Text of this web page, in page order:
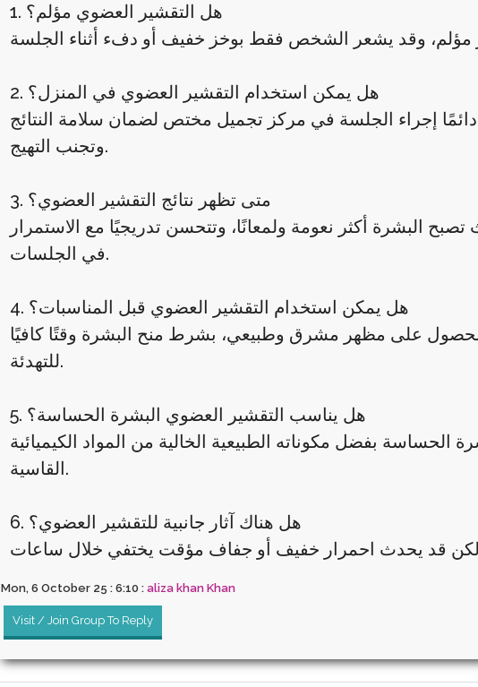
1. هل التقشير العضوي مؤلم؟
2. هل يمكن استخدام التقشير العضوي في المنزل؟
إجراء الجلسة في مركز تجميل مختص لضمان سلامة النتائج
وتجنب التهيج.
3. متى تظهر نتائج التقشير العضوي؟
البشرة أكثر نعومة ولمعانًا، وتتحسن تدريجيًا مع الاستمرار
في الجلسات.
4. هل يمكن استخدام التقشير العضوي قبل المناسبات؟
للحصول على مظهر مشرق وطبيعي، بشرط منح البشرة وقتًا كافيًا
للتهدئة.
5. هل يناسب التقشير العضوي البشرة الحساسة؟
الحساسة بفضل مكوناته الطبيعية الخالية من المواد الكيميائية
القاسية.
6. هل هناك آثار جانبية للتقشير العضوي؟
Mon, 6 October 25 : 6:10 : aliza khan Khan
Visit / Join Group To Reply